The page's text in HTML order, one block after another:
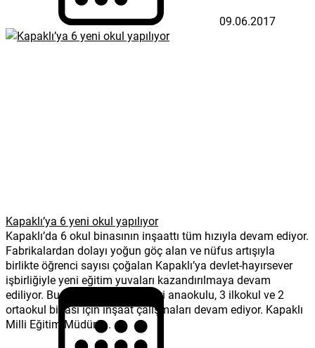
09.06.2017
Kapaklı’ya 6 yeni okul yapılıyor
Kapaklı’da 6 okul binasının inşaattı tüm hızıyla devam ediyor.
Fabrikalardan dolayı yoğun göç alan ve nüfus artışıyla
birlikte öğrenci sayısı çoğalan Kapaklı’ya devlet-hayırsever
işbirliğiyle yeni eğitim yuvaları kazandırılmaya devam
ediliyor. Bu kapsamda ilçede biri anaokulu, 3 ilkokul ve 2
ortaokul binası için inşaat çalışmaları devam ediyor. Kapaklı
Milli Eğitim Müdürü...